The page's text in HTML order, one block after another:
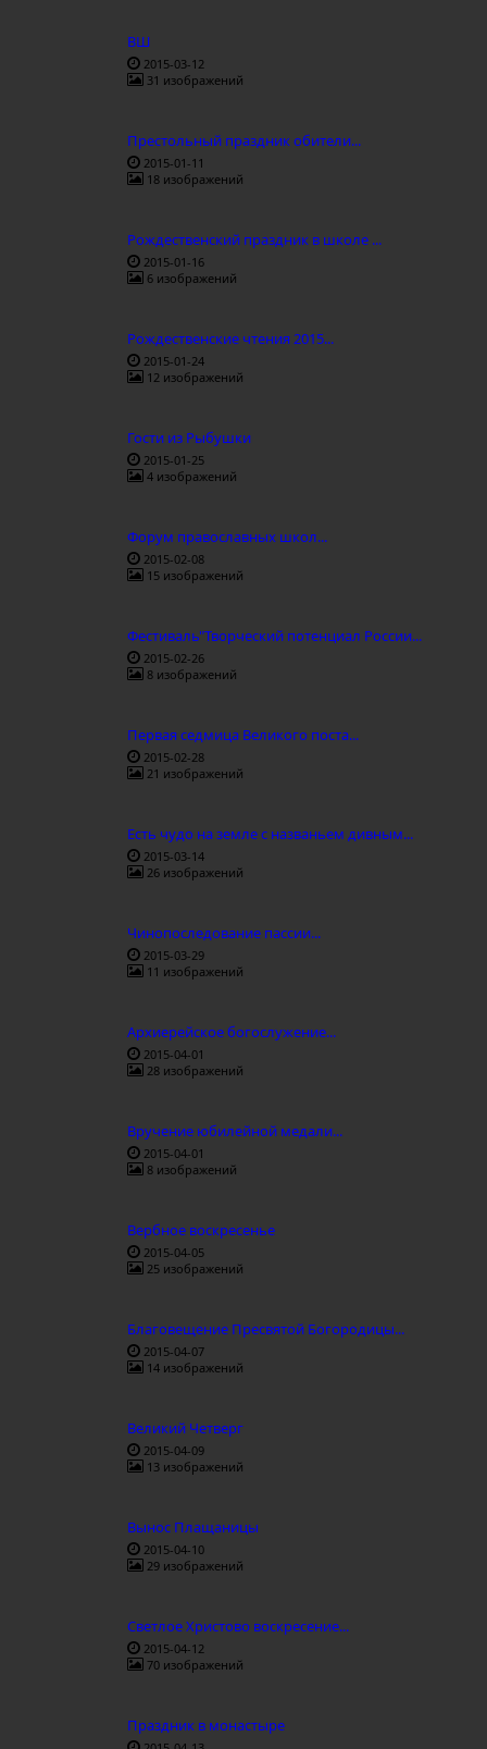
ВШ
2015-03-12
31 изображений
Престольный праздник обители...
2015-01-11
18 изображений
Рождественский праздник в школе ...
2015-01-16
6 изображений
Рождественские чтения 2015...
2015-01-24
12 изображений
Гости из Рыбушки
2015-01-25
4 изображений
Форум православных школ...
2015-02-08
15 изображений
Фестиваль"Творческий потенциал России...
2015-02-26
8 изображений
Первая седмица Великого поста...
2015-02-28
21 изображений
Есть чудо на земле с названьем дивным...
2015-03-14
26 изображений
Чинопоследование пассии...
2015-03-29
11 изображений
Архиерейское богослужение...
2015-04-01
28 изображений
Вручение юбилейной медали...
2015-04-01
8 изображений
Вербное воскресенье
2015-04-05
25 изображений
Благовещение Пресвятой Богородицы...
2015-04-07
14 изображений
Великий Четверг
2015-04-09
13 изображений
Вынос Плащаницы
2015-04-10
29 изображений
Светлое Христово воскресение...
2015-04-12
70 изображений
Праздник в монастыре